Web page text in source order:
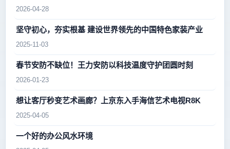
2026-04-28
坚守初心，夯实根基 建设世界领先的中国特色家装产业
2025-11-03
春节安防不缺位！王力安防以科技温度守护团圆时刻
2026-01-23
想让客厅秒变艺术画廊？上京东入手海信艺术电视R8K
2025-04-05
一个好的办公风水环境